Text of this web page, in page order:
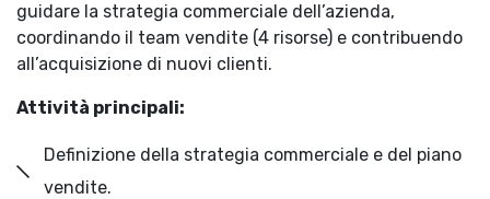
guidare la strategia commerciale dell’azienda,
coordinando il team vendite (4 risorse) e contribuendo
all’acquisizione di nuovi clienti.
Attività principali:
Definizione della strategia commerciale e del piano
vendite.